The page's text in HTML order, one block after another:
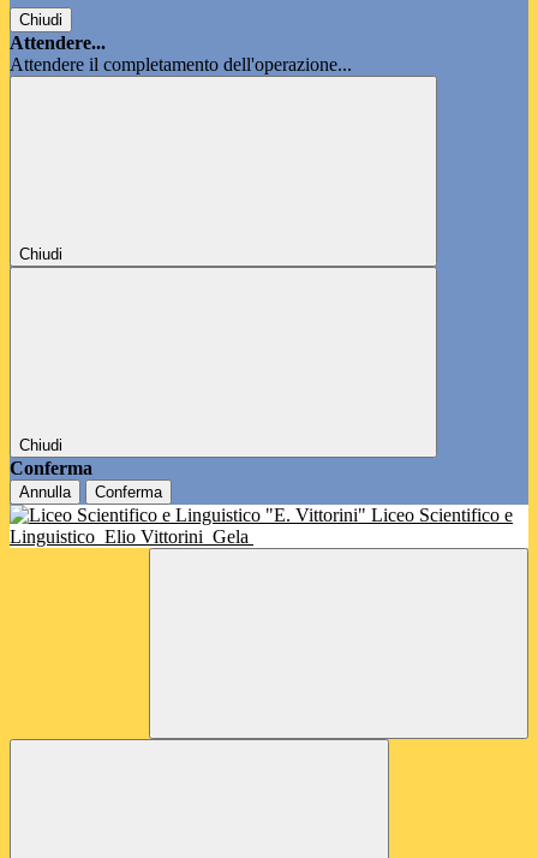
Chiudi
Attendere...
Attendere il completamento dell'operazione...
Chiudi
Chiudi
Conferma
Annulla Conferma
Liceo Scientifico e
Linguistico Elio Vittorini Gela